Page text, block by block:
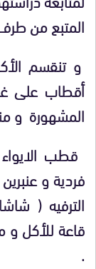
المتبع من
و تنقسم
أقطاب على
المشهورة و
فردية و
الترفيه (
.